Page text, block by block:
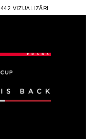
442 VIZUALIZĂRI